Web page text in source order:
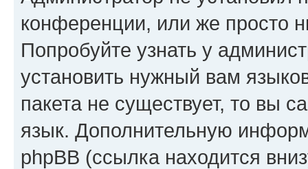
конференции, или же просто
Попробуйте узнать у
установить нужный вам
пакета не существует, то вы
язык. Дополнительную
phpBB (ссылка находится